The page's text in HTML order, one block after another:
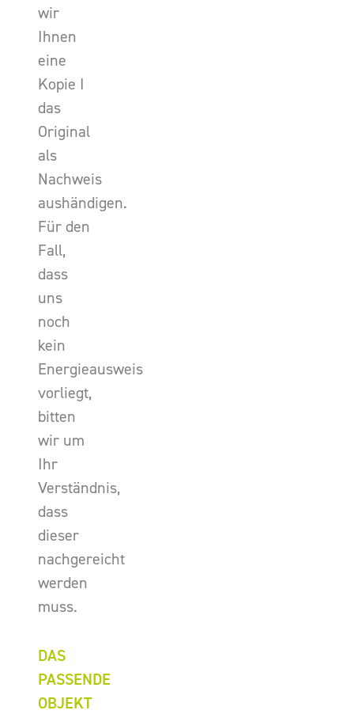
wir
Ihnen
eine
Kopie I
das
Original
als
Nachweis
aushändigen.
Für den
Fall,
dass
uns
noch
kein
Energieausweis
vorliegt,
bitten
wir um
Ihr
Verständnis,
dass
dieser
nachgereicht
werden
muss.
DAS
PASSENDE
OBJEKT